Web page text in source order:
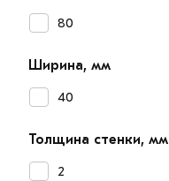
80
Ширина, мм
40
Толщина стенки, мм
2